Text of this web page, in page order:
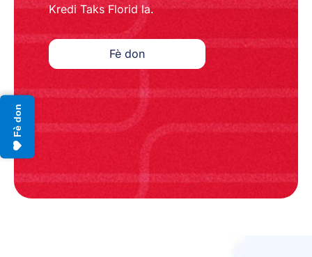
Fè don
Kredi Taks Florid la.
Fè don